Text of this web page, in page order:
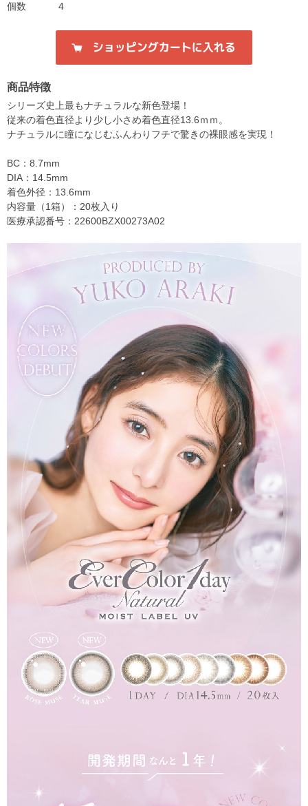
個数 4
商品特徴
シリーズ史上最もナチュラルな新色登場！
従来の着色直径より少し小さめ着色直径13.6ｍｍ。
ナチュラルに瞳になじむふんわりフチで驚きの裸眼感を実現！
BC：8.7mm
DIA：14.5mm
着色外径：13.6mm
内容量（1箱）：20枚入り
医療承認番号：22600BZX00273A02